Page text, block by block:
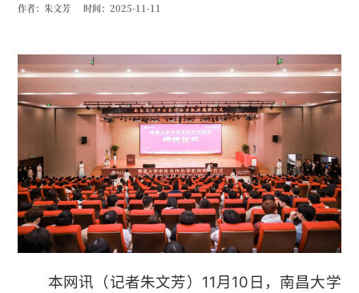
作者：朱文芳 时间：2025-11-11
本网讯 （记者朱文芳） 11月10日，南昌大学